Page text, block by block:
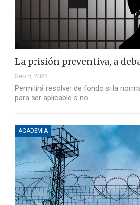
La prisión preventiva, a
Sep 5, 2022
Permitirá resolver de fondo si la
para ser aplicable o no
ACADEMIA